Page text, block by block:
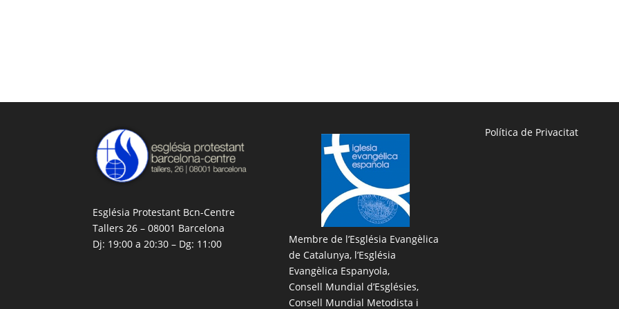
Església Protestant Bcn-Centre
Tallers 26 – 08001 Barcelona
Dj: 19:00 a 20:30 – Dg: 11:00
Membre de l’Església Evangèlica
de Catalunya, l’Església
Evangèlica Espanyola,
Consell Mundial d’Esglésies,
Consell Mundial Metodista i
Política de Privacitat